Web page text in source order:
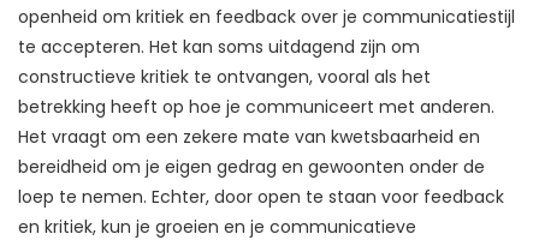
openheid om kritiek en feedback over je communicatiestijl
te accepteren. Het kan soms uitdagend zijn om
constructieve kritiek te ontvangen, vooral als het
betrekking heeft op hoe je communiceert met anderen.
Het vraagt om een zekere mate van kwetsbaarheid en
bereidheid om je eigen gedrag en gewoonten onder de
loep te nemen. Echter, door open te staan voor feedback
en kritiek, kun je groeien en je communicatieve